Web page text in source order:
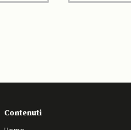
Contenuti